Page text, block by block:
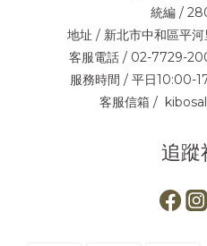
統編 /
地址 / 新北市中和區平
客服電話 / 02-7729-
服務時間 / 平日10:00-
客服信箱 /
追蹤